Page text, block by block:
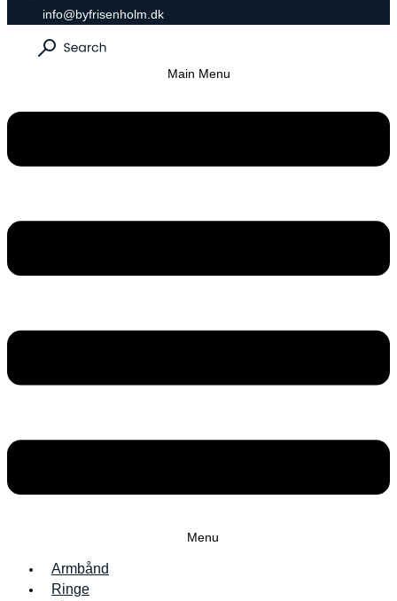
info@byfrisenholm.dk
Main Menu
Menu
Armbånd
Ringe